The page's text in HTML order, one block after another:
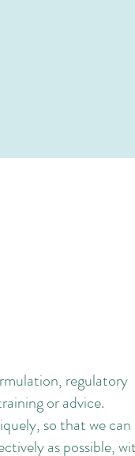
regulatory
or advice.
so that we can
as possible,